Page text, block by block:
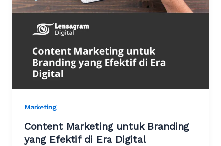
Marketing
Content Marketing untuk Branding
yang Efektif di Era Digital